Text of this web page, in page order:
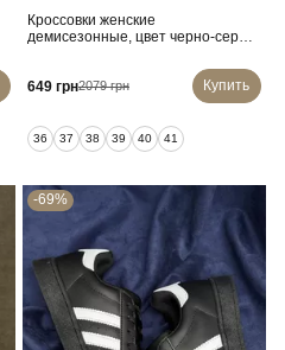
Кроссовки женские
демисезонные, цвет черно-серый,
649 грн2079 грн Купить
36 37 38 39 40 41
-69%